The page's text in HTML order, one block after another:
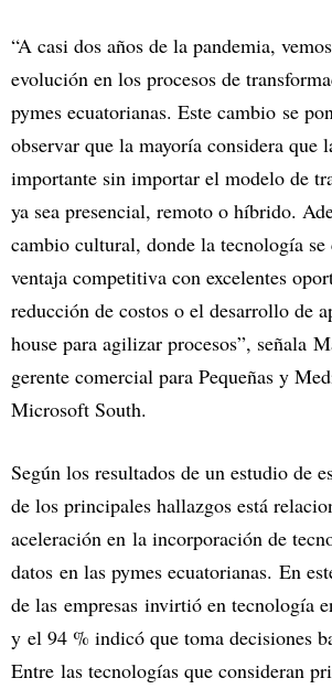
“A casi dos años de la pandemia,
evolución en los procesos de
pymes ecuatorianas. Este cambio se
observar que la mayoría considera que
importante sin importar el modelo de
ya sea presencial, remoto o híbrido.
cambio cultural, donde la tecnología se
ventaja competitiva con excelentes
reducción de costos o el desarrollo de
house para agilizar procesos”, señala
gerente comercial para Pequeñas y
Microsoft South.
Según los resultados de un estudio de
de los principales hallazgos está
aceleración en la incorporación de
datos en las pymes ecuatorianas. En
de las empresas invirtió en tecnología
y el 94 % indicó que toma decisiones
Entre las tecnologías que consideran